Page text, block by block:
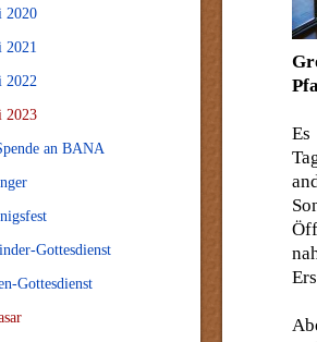
2020
2021
2022
2023
an BANA
Gottesdienst
Gottesdienst